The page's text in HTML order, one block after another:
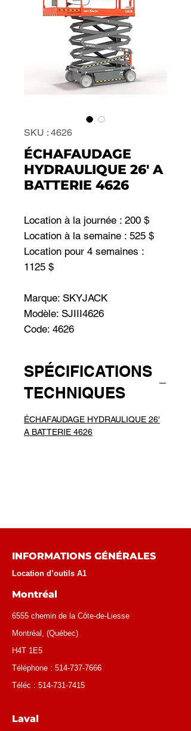
SKU : 4626
ÉCHAFAUDAGE
HYDRAULIQUE 26' A
BATTERIE 4626
Location à la journée : 200 $
Location à la semaine : 525 $
Location pour 4 semaines :
1125 $
Marque: SKYJACK
Modèle: SJIII4626
Code: 4626
SPÉCIFICATIONS
TECHNIQUES
ÉCHAFAUDAGE HYDRAULIQUE 26'
A BATTERIE 4626
INFORMATIONS GÉNÉRALES
Location d’outils A1
Montréal
6555 chemin de la Côte-de-Liesse
Montréal , (Québec)
H4T 1E5
Téléphone : 514-737-7666
Téléc : 514-731-7415
Laval